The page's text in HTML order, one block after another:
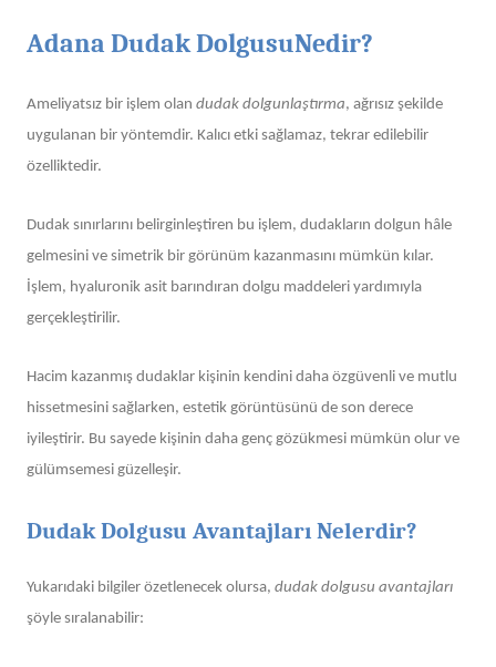
Adana Dudak DolgusuNedir?
Ameliyatsız bir işlem olan dudak dolgunlaştırma, ağrısız şekilde
uygulanan bir yöntemdir. Kalıcı etki sağlamaz, tekrar edilebilir
özelliktedir.
Dudak sınırlarını belirginleştiren bu işlem, dudakların dolgun hâle
gelmesini ve simetrik bir görünüm kazanmasını mümkün kılar.
İşlem, hyaluronik asit barındıran dolgu maddeleri yardımıyla
gerçekleştirilir.
Hacim kazanmış dudaklar kişinin kendini daha özgüvenli ve mutlu
hissetmesini sağlarken, estetik görüntüsünü de son derece
iyileştirir. Bu sayede kişinin daha genç gözükmesi mümkün olur ve
gülümsemesi güzelleşir.
Dudak Dolgusu Avantajları Nelerdir?
Yukarıdaki bilgiler özetlenecek olursa, dudak dolgusu avantajları
şöyle sıralanabilir: